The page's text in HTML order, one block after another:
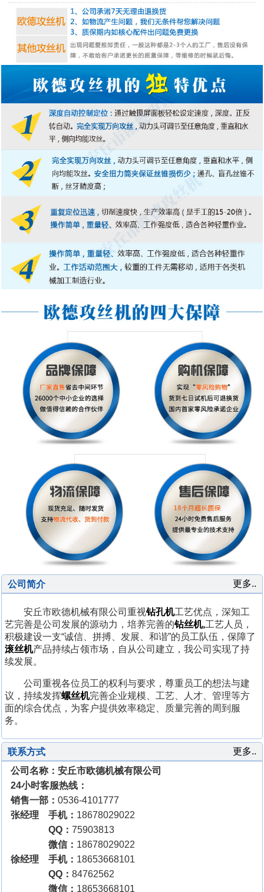
更多..
公司简介
安丘市欧德机械有限公司重视钻孔机工艺优点，深知工
艺完善是公司发展的源动力，培养完善的钻丝机,工艺人员，
积极建设一支“诚信、拼搏、发展、和谐”的员工队伍，保障了
滚丝机产品持续占领市场，自从公司建立，我公司实现了持
续发展。
公司重视各位员工的权利与要求，尊重员工的想法与建
议，持续发挥螺丝机完善企业规模、工艺、人才、管理等方
面的综合优点，为客户提供效率稳定、质量完善的周到服
务。
更多..
联系方式
公司名称：安丘市欧德机械有限公司
24小时客服热线：
销售一部：0536-4101777
张经理 手机： 18678029022
QQ：75903813
微信： 18678029022
徐经理 手机： 18653668101
QQ：84762562
微信： 18653668101